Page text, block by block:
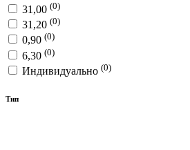
31,00 (0)
31,20 (0)
0,90 (0)
6,30 (0)
Индивидуально (0)
Тип